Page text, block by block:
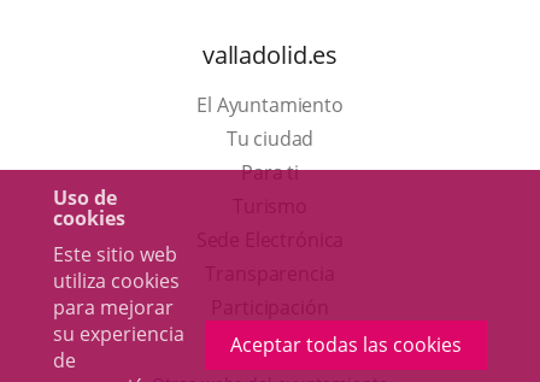
Uso de
cookies
Este sitio web
utiliza cookies
para mejorar
su experiencia
de
Aceptar todas las cookies
valladolid.es
El Ayuntamiento
Tu ciudad
Para ti
en
una
aplicación
externa.